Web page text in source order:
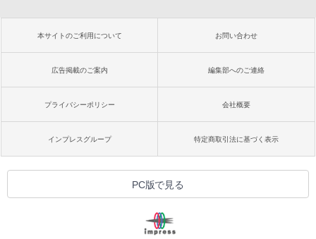
本サイトのご利用について お問い合わせ
広告掲載のご案内 編集部へのご連絡
プライバシーポリシー 会社概要
インプレスグループ 特定商取引法に基づく表示
PC版で見る